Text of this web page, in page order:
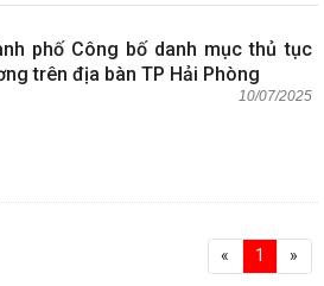
phố Công bố danh mục thủ tục
trên địa bàn TP Hải Phòng
10/07/2025
« 1 »